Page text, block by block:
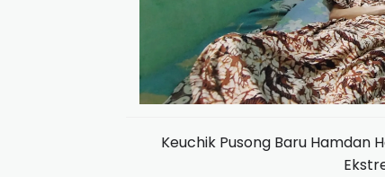
Keuchik Pusong Baru Hamdan